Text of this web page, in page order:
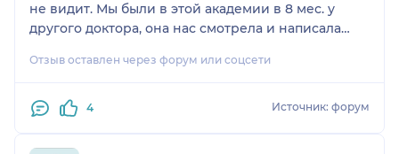
не видит. Мы были в этой академии в 8 мес. у
другого доктора, она нас смотрела и написала
записали другое и выписали очки. Мы очки месяц
"странно, оба врача хорошие и оба ошиблись". И
пришли он вначале посмотрел нас и только после
Отзыв оставлен через форум или соцсети
4 Источник: форум